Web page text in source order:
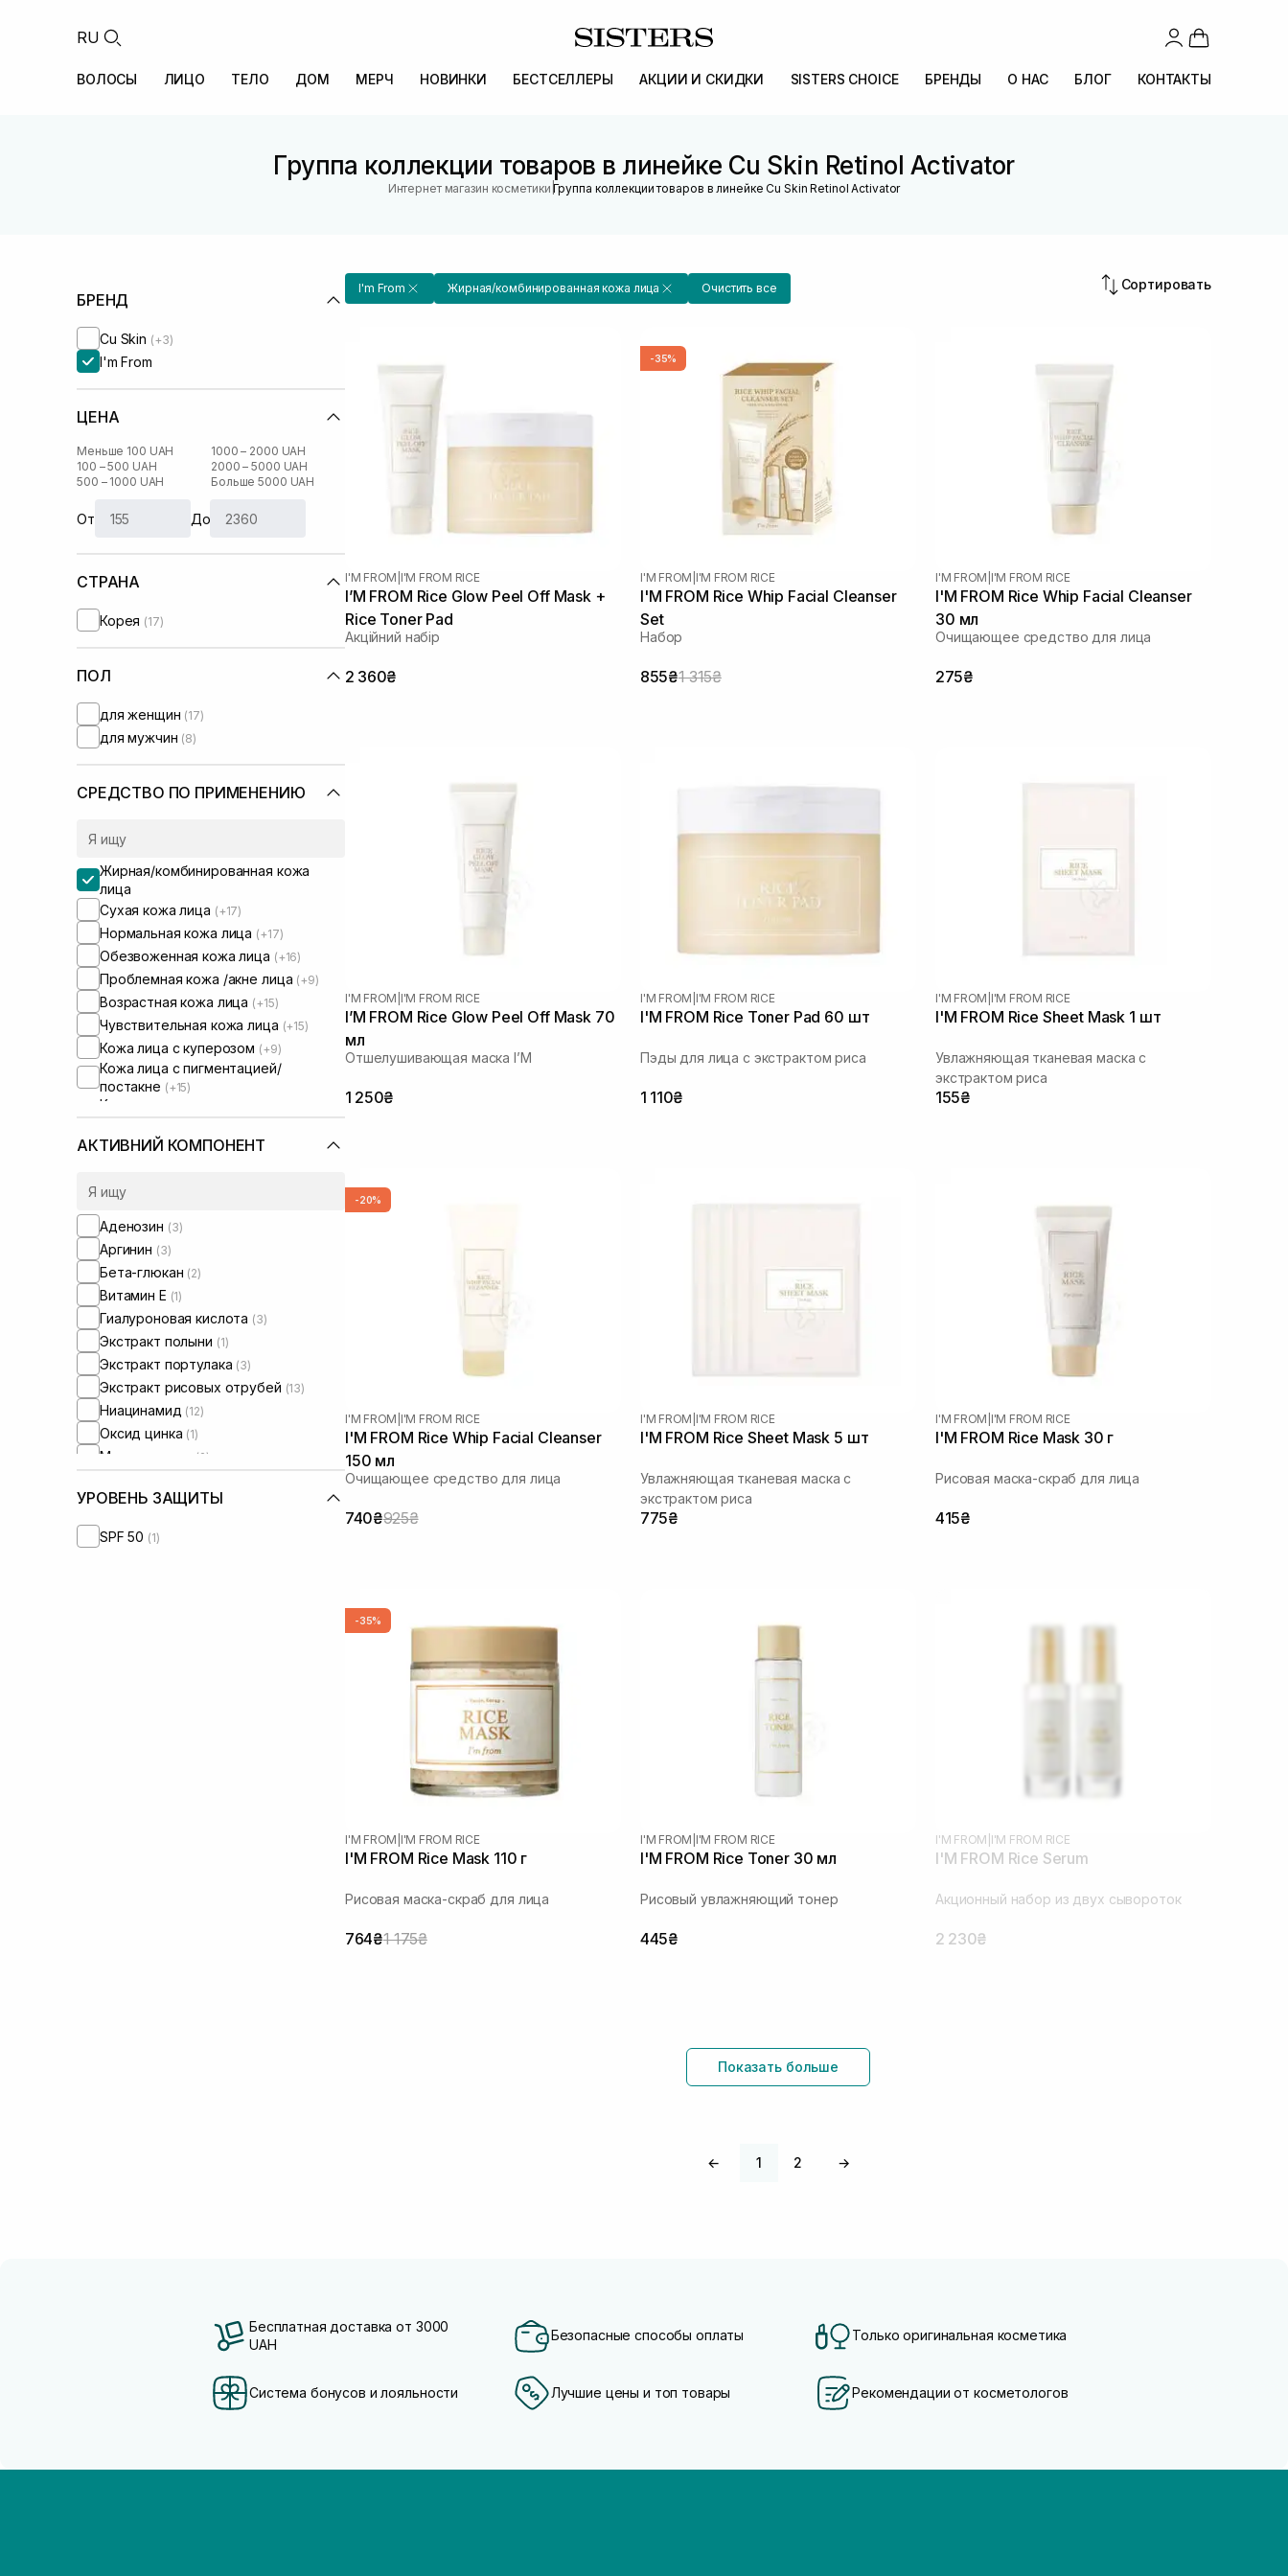
RU
ВОЛОСЫ ЛИЦО ТЕЛО ДОМ МЕРЧ НОВИНКИ БЕСТСЕЛЛЕРЫ АКЦИИ И СКИДКИ SISTERS CHOICE БРЕНДЫ О НАС БЛОГ КОНТАКТЫ
Группа коллекции товаров в линейке Cu Skin Retinol Activator
Интернет магазин косметики |Группа коллекции товаров в линейке Cu Skin Retinol Activator
БРЕНД
Cu Skin (+3)
I'm From
ЦЕНА
Меньше 100 UAH
100 – 500 UAH
500 – 1000 UAH
1000 – 2000 UAH
2000 – 5000 UAH
Больше 5000 UAH
От До
СТРАНА
Корея (17)
ПОЛ
для женщин (17)
для мужчин (8)
СРЕДСТВО ПО ПРИМЕНЕНИЮ
Жирная/комбинированная кожа
лица
Сухая кожа лица (+17)
Нормальная кожа лица (+17)
Обезвоженная кожа лица (+16)
Проблемная кожа /акне лица (+9)
Возрастная кожа лица (+15)
Чувствительная кожа лица (+15)
Кожа лица с куперозом (+9)
Кожа лица с пигментацией/
постакне (+15)
Кожа лица с расширенными порами
Кожа лица с нарушенным
микробиомом
(+1)
АКТИВНИЙ КОМПОНЕНТ
Аденозин (3)
Аргинин (3)
Бета-глюкан (2)
Витамин Е (1)
Гиалуроновая кислота (3)
Экстракт полыни (1)
Экстракт портулака (3)
Экстракт рисовых отрубей (13)
Ниацинамид (12)
Оксид цинка (1)
Масло арганы (2)
Сквалан(2)
УРОВЕНЬ ЗАЩИТЫ
SPF 50 (1)
I'm From Жирная/комбинированная кожа лица Очистить все Сортировать
I'M FROM I'M FROM RICE
I’M FROM Rice Glow Peel Off Mask +
Rice Toner Pad
Акційний набір
2 360₴
-35%
I'M FROM I'M FROM RICE
I'M FROM Rice Whip Facial Cleanser
Set
Набор
855₴1 315₴
I'M FROM I'M FROM RICE
I'M FROM Rice Whip Facial Cleanser
30 мл
Очищающее средство для лица
275₴
I'M FROM I'M FROM RICE
I’M FROM Rice Glow Peel Off Mask 70
мл
Отшелушивающая маска I’M
1 250₴
I'M FROM I'M FROM RICE
I'M FROM Rice Toner Pad 60 шт
Пэды для лица с экстрактом риса
1 110₴
I'M FROM I'M FROM RICE
I'M FROM Rice Sheet Mask 1 шт
Увлажняющая тканевая маска с
экстрактом риса
155₴
-20%
I'M FROM I'M FROM RICE
I'M FROM Rice Whip Facial Cleanser
150 мл
Очищающее средство для лица
740₴925₴
I'M FROM I'M FROM RICE
I'M FROM Rice Sheet Mask 5 шт
Увлажняющая тканевая маска с
экстрактом риса
775₴
I'M FROM I'M FROM RICE
I'M FROM Rice Mask 30 г
Рисовая маска-скраб для лица
415₴
-35%
I'M FROM I'M FROM RICE
I'M FROM Rice Mask 110 г
Рисовая маска-скраб для лица
764₴1 175₴
I'M FROM I'M FROM RICE
I'M FROM Rice Toner 30 мл
Рисовый увлажняющий тонер
445₴
I'M FROM I'M FROM RICE
I'M FROM Rice Serum
Акционный набор из двух сывороток
2 230₴
Показать больше
← 1 2 →
Бесплатная доставка от 3000
UAH
Безопасные способы оплаты Только оригинальная косметика
Система бонусов и лояльности Лучшие цены и топ товары Рекомендации от косметологов